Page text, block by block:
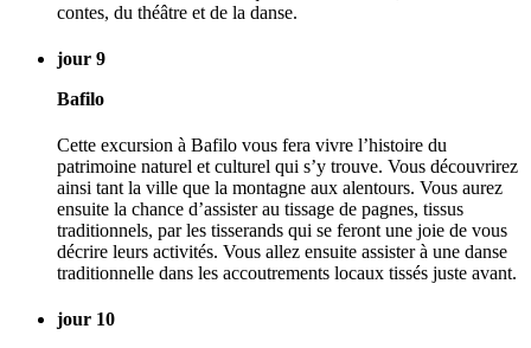
contes, du théâtre et de la danse.
jour 9
Bafilo
Cette excursion à Bafilo vous fera vivre l’histoire du
patrimoine naturel et culturel qui s’y trouve. Vous découvrirez
ainsi tant la ville que la montagne aux alentours. Vous aurez
ensuite la chance d’assister au tissage de pagnes, tissus
traditionnels, par les tisserands qui se feront une joie de vous
décrire leurs activités. Vous allez ensuite assister à une danse
traditionnelle dans les accoutrements locaux tissés juste avant.
jour 10